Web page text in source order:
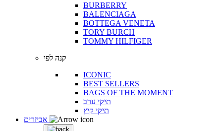
BURBERRY
BALENCIAGA
BOTTEGA VENETA
TORY BURCH
TOMMY HILFIGER
קנה לפי
ICONIC
BEST SELLERS
BAGS OF THE MOMENT
תיקי ערב
תיקי קיץ